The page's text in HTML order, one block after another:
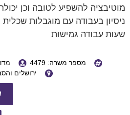
מוטיבציה להשפיע לטובה וכן
ניסיון בעבודה עם מוגבלות
שעות עבודה גמישות
מספר משרה: 4479
ירושלים